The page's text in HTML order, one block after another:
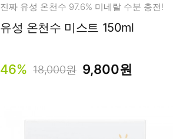
진짜 유성 온천수 97.6% 미네랄 수분 충전!
유성 온천수 미스트 150ml
46% 18,000원 9,800원